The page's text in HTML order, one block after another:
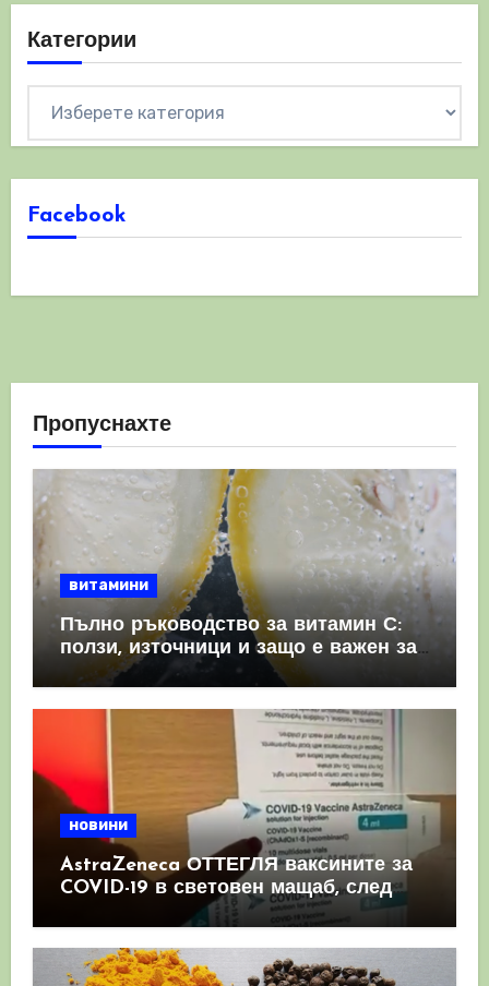
Категории
Facebook
Пропуснахте
витамини
Пълно ръководство за витамин С:
ползи, източници и защо е важен за
имунната система
новини
AstraZeneca ОТТЕГЛЯ ваксините за
COVID-19 в световен мащаб, след
като призна, че те причиняват
КРЪВНИ съсиреци